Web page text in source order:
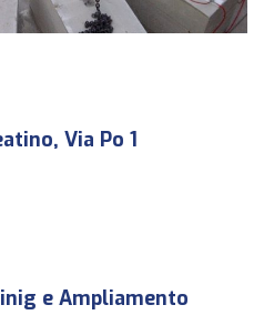
Via Po 1
e Ampliamento